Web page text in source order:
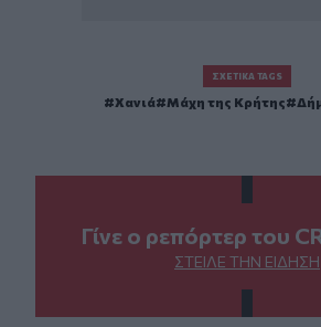
ΣΧΕΤΙΚΆ TAGS
Χανιά Μάχη της Κρήτης
Γίνε ο ρεπόρτερ του
ΣΤΕΊΛΕ ΤΗΝ ΕΊΔΗΣΗ